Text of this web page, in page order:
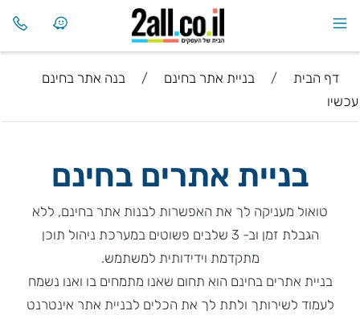
דף הבית / בניית אתר בחינם /
בנה אתר בחינם
עכשיו
בניית אתרים בחינם
טואול מעניקה לך את האפשרות לבנות אתר בחינם, ללא
הגבלת זמן וב- 3 שלבים פשוטים במערכת ניהול תוכן
מתקדמת וידידותית למשתמש.
בניית אתרים בחינם הוא תחום שאנו מתמחים בו ואנו נשמח
לעמוד לשירותך ולתת לך את הכלים לבניית אתר אינטרנט